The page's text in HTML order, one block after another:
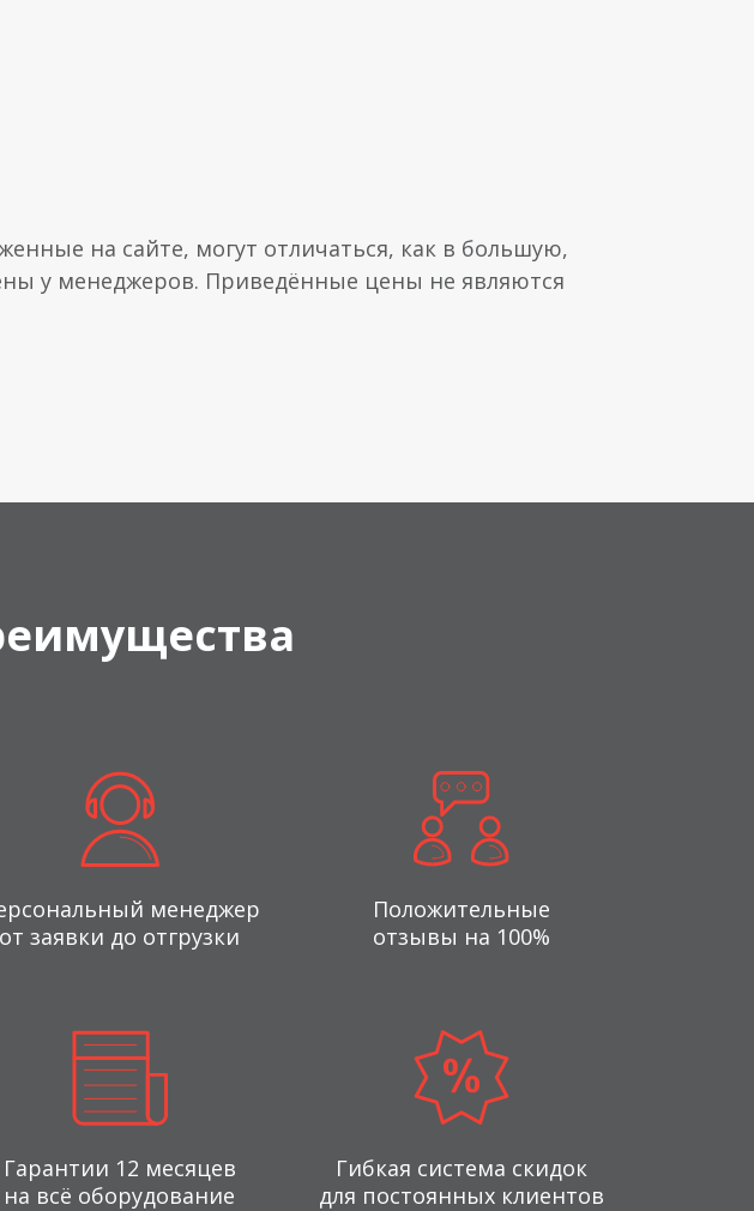
на сайте, могут отличаться, как в большую,
у менеджеров. Приведённые цены не являются
менеджер
от заявки до отгрузки
Положительные
отзывы на 100%
Гарантии 12 месяцев
на всё оборудование
Гибкая система скидок
для постоянных клиентов